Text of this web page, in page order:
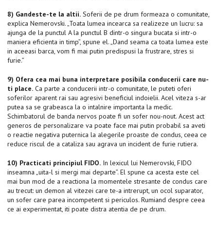
8) Gandeste-te la altii. Soferii de pe drum formeaza o comunitate,
explica Nemerovski. „Toata lumea incearca sa realizeze un lucru: sa
ajunga de la punctul A la punctul B dintr-o singura bucata si intr-o
maniera eficienta in timp”, spune el. „Dand seama ca toata lumea este
in aceeasi barca, vom fi mai putin predispusi la frustrare, stres si
furie.”
9) Ofera cea mai buna interpretare posibila conducerii care nu-
ti place. Ca parte a conducerii intr-o comunitate, le puteti oferi
soferilor aparent rai sau agresivi beneficiul indoielii. Acel viteza s-ar
putea sa se grabeasca la o intalnire importanta la medic.
Schimbatorul de banda nervos poate fi un sofer nou-nout. Acest act
generos de personalizare va poate face mai putin probabil sa aveti
o reactie negativa puternica la alegerile proaste de condus, ceea ce
reduce riscul de a cataliza sau agrava un incident de furie rutiera.
10) Practicati principiul FIDO. In lexicul lui Nemerovski, FIDO
inseamna „uita-l si mergi mai departe”. El spune ca acesta este cel
mai bun mod de a reactiona la momentele stresante de condus care
au trecut: un demon al vitezei care te-a intrerupt, un ocol suparator,
un sofer care parea incompetent si periculos. Rumiand despre ceea
ce ai experimentat, iti poate distra atentia de pe drum.